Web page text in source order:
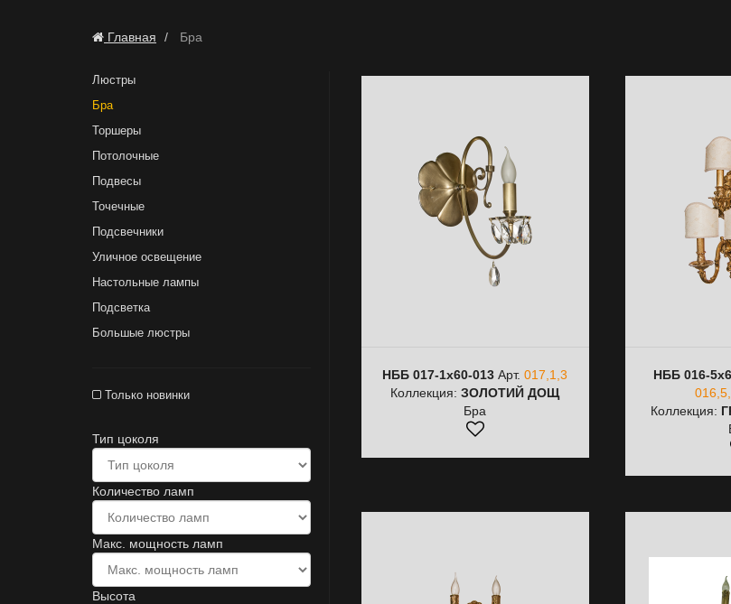
Главная Бра
Люстры
Бра
Торшеры
Потолочные
Подвесы
Точечные
Подсвечники
Уличное освещение
Настольные лампы
Подсветка
Большые люстры
Только новинки
Тип цоколя
Количество ламп
Макс. мощность ламп
Высота
НББ 017-1х60-013 Арт.017,1,3
Коллекция:ЗОЛОТИЙ ДОЩ
Бра
НББ 016-
Коллекция: